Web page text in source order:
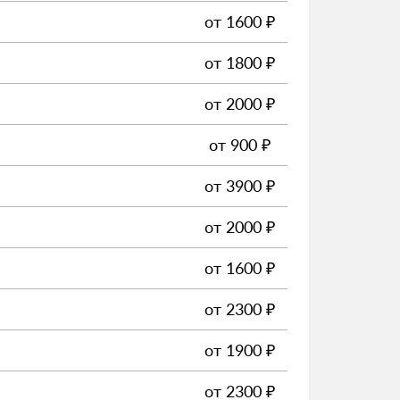
от 1600 ₽
от 1800 ₽
от 2000 ₽
от 900 ₽
от 3900 ₽
от 2000 ₽
от 1600 ₽
от 2300 ₽
от 1900 ₽
от 2300 ₽